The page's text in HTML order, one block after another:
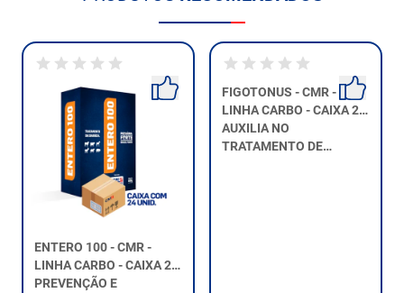
ENTERO 100 - CMR -
LINHA CARBO - CAIXA 24
UNIDA...
PREVENÇÃO E